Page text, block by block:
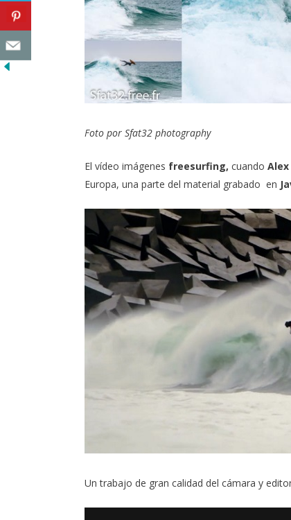
Foto por Sfat32 photography
El vídeo imágenes freesurfing, cuando
Europa, una parte del material grabado en
Un trabajo de gran calidad del cámara y